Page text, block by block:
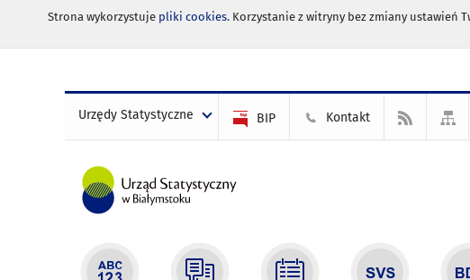
Strona wykorzystuje pliki cookies. Korzystanie z witryny bez zmiany ustawień
Urzędy Statystyczne BIP Kontakt